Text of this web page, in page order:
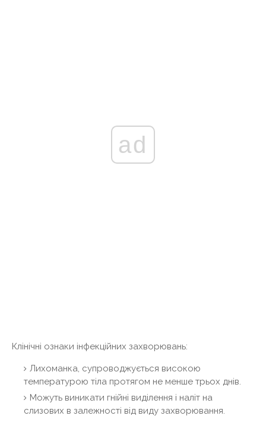
ad
Клінічні ознаки інфекційних захворювань:
Лихоманка, супроводжується високою
температурою тіла протягом не менше трьох днів.
Можуть виникати гнійні виділення і наліт на
слизових в залежності від виду захворювання.